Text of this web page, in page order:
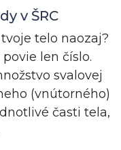
v ŠRC
telo naozaj?
len číslo.
svalovej
(vnútorného)
časti tela,